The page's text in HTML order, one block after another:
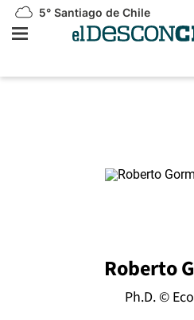
5° Santiago de Chile
Roberto
Ph.D. ©